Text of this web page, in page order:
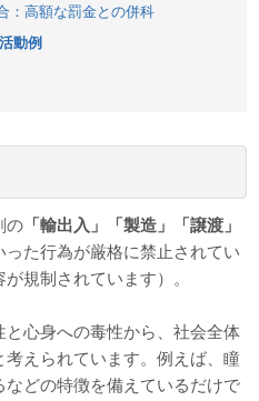
：高額な罰金との併科
動例
の 「輸出入」「製造」「譲渡」
った行為が厳格に禁止されてい
規制されています）。
心身への毒性から、社会全体
えられています。例えば、瞳
どの特徴を備えているだけで